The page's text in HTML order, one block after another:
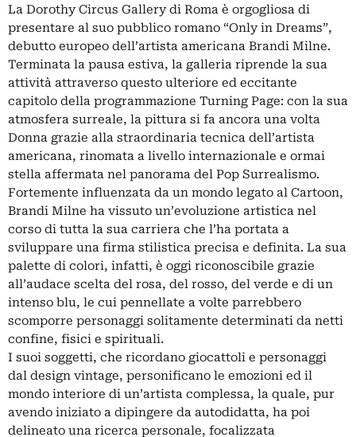
La Dorothy Circus Gallery di Roma è orgogliosa di
presentare al suo pubblico romano “Only in Dreams”,
debutto europeo dell’artista americana Brandi Milne.
Terminata la pausa estiva, la galleria riprende la sua
attività attraverso questo ulteriore ed eccitante
capitolo della programmazione Turning Page: con la sua
atmosfera surreale, la pittura si fa ancora una volta
Donna grazie alla straordinaria tecnica dell’artista
americana, rinomata a livello internazionale e ormai
stella affermata nel panorama del Pop Surrealismo.
Fortemente influenzata da un mondo legato al Cartoon,
Brandi Milne ha vissuto un’evoluzione artistica nel
corso di tutta la sua carriera che l’ha portata a
sviluppare una firma stilistica precisa e definita. La sua
palette di colori, infatti, è oggi riconoscibile grazie
all’audace scelta del rosa, del rosso, del verde e di un
intenso blu, le cui pennellate a volte parrebbero
scomporre personaggi solitamente determinati da netti
confine, fisici e spirituali.
I suoi soggetti, che ricordano giocattoli e personaggi
dal design vintage, personificano le emozioni ed il
mondo interiore di un’artista complessa, la quale, pur
avendo iniziato a dipingere da autodidatta, ha poi
delineato una ricerca personale, focalizzata